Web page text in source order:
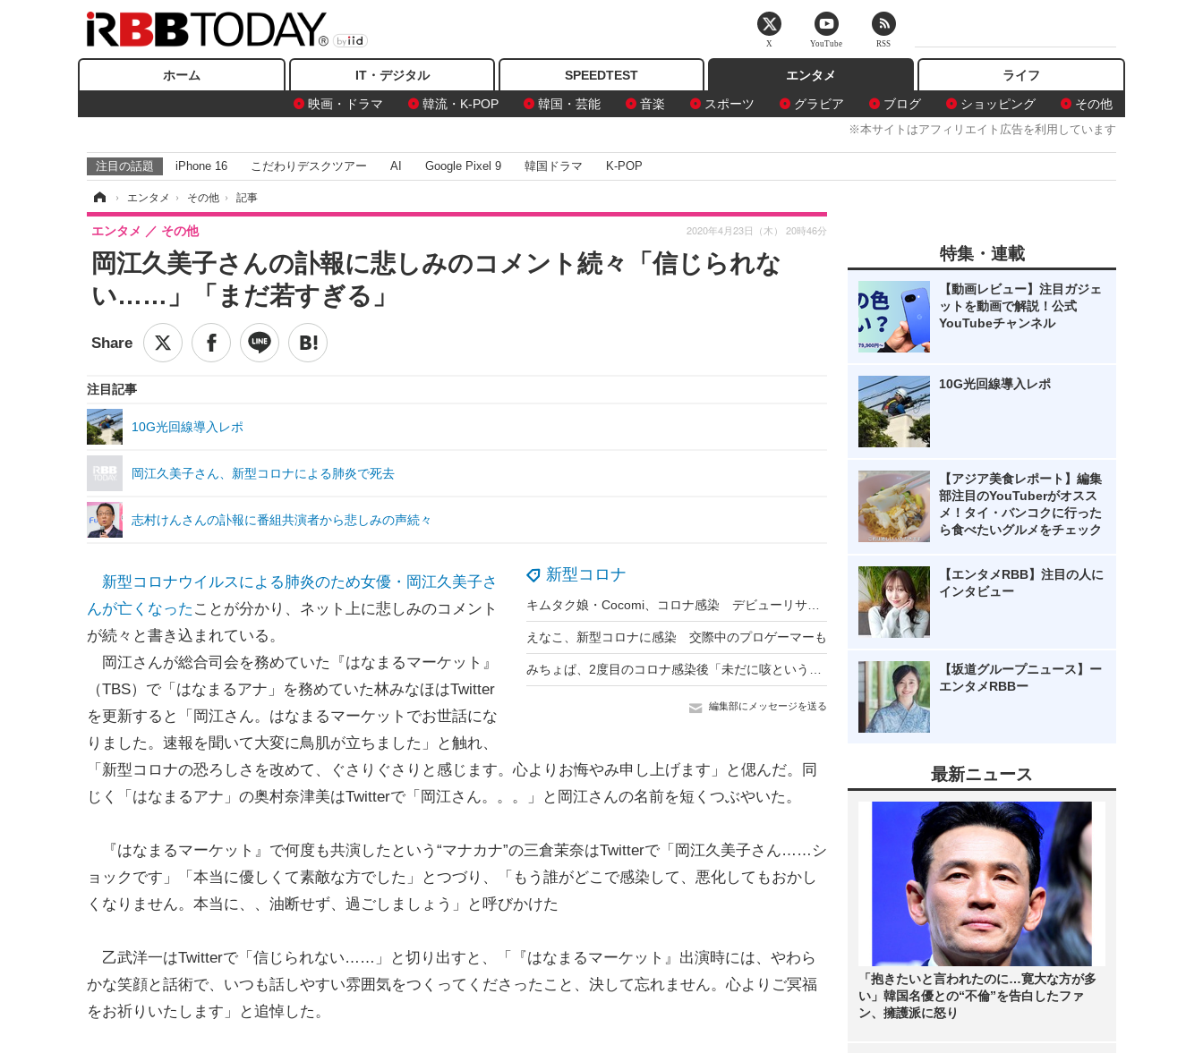
ホーム IT・デジタル SPEEDTEST
エンタメ
映画・ドラマ
韓流・K-POP 韓国・芸能 音楽 スポーツ グラビア ブログ ショッピング その他
ライフ
※本サイトはアフィリエイト広告を利用しています
注目の話題 iPhone 16 こだわりデスクツアー AI Google Pixel 9 韓国ドラマ K-POP
› エンタメ › その他 › 記事
岡江久美子さんの訃報に悲しみのコメント続々「信じられな
い……」「まだ若すぎる」
エンタメ その他 2020年4月23日（木） 20時46分
注目記事
10G光回線導入レポ
岡江久美子さん、新型コロナによる肺炎で死去
志村けんさんの訃報に番組共演者から悲しみの声続々
新型コロナ
えなこ、新型コロナに感染 交際中のプロゲーマーも
編集部にメッセージを送る
新型コロナウイルスによる肺炎のため女優・岡江久美子さ
んが亡くなった ことが分かり、ネット上に悲しみのコメント
が続々と書き込まれている。
岡江さんが総合司会を務めていた『はなまるマーケット』
（TBS）で「はなまるアナ」を務めていた林みなほはTwitter
を更新すると「岡江さん。はなまるマーケットでお世話にな
りました。速報を聞いて大変に鳥肌が立ちました」と触れ、
「新型コロナの恐ろしさを改めて、ぐさりぐさりと感じます。心よりお悔やみ申し上げます」と偲んだ。同
じく「はなまるアナ」の奥村奈津美はTwitterで「岡江さん。。。」と岡江さんの名前を短くつぶやいた。
『はなまるマーケット』で何度も共演したという“マナカナ”の三倉茉奈はTwitterで「岡江久美子さん……シ
ョックです」「本当に優しくて素敵な方でした」とつづり、「もう誰がどこで感染して、悪化してもおかし
くなりません。本当に、、油断せず、過ごしましょう」と呼びかけた
乙武洋一はTwitterで「信じられない……」と切り出すと、「『はなまるマーケット』出演時には、やわら
かな笑顔と話術で、いつも話しやすい雰囲気をつくってくださったこと、決して忘れません。心よりご冥福
をお祈りいたします」と追悼した。
特集・連載
【動画レビュー】注目ガジェ
ットを動画で解説！公式
YouTubeチャンネル
10G光回線導入レポ
【アジア美食レポート】編集
部注目のYouTuberがオスス
メ！タイ・バンコクに行った
ら食べたいグルメをチェック
【エンタメRBB】注目の人に
インタビュー
【坂道グループニュース】ー
エンタメRBBー
最新ニュース
「抱きたいと言われたのに…寛大な方が多
い」韓国名優との“不倫”を告白したファ
ン、擁護派に怒り
X YouTube RSS